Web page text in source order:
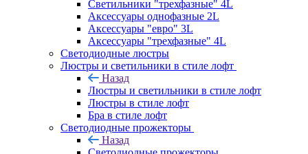
Светильники "трехфазные" 4L
Аксессуары однофазные 2L
Аксессуары "евро" 3L
Аксессуары "трехфазные" 4L
Светодиодные люстры
Люстры и светильники в стиле лофт
Назад
Люстры и светильники в стиле лофт
Люстры в стиле лофт
Бра в стиле лофт
Светодиодные прожекторы
Назад